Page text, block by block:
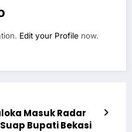
Edit your Profile now.
Masuk Radar
Bupati Bekasi